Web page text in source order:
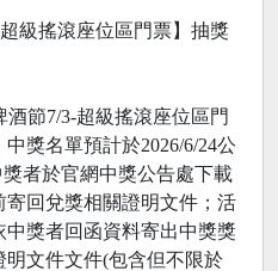
級搖滾座位區門票】抽獎
節7/3-超級搖滾座位區門
獎名單預計於2026/6/24公
者於官網中獎公告處下載
寄回兌獎相關證明文件；活
中獎者回函資料寄出中獎獎
文件文件(包含但不限於